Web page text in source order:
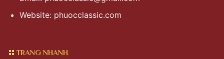
Website: phuocclassic.com
TRANG NHANH